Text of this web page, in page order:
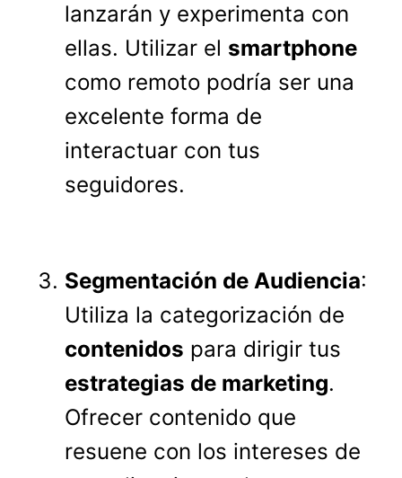
lanzarán y experimenta con
ellas. Utilizar el smartphone
como remoto podría ser una
excelente forma de
interactuar con tus
seguidores.
Segmentación de Audiencia:
Utiliza la categorización de
contenidos para dirigir tus
estrategias de marketing.
Ofrecer contenido que
resuene con los intereses de